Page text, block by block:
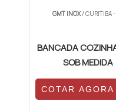
GMT INOX/ CURITIBA -
BANCADA
SOB MEDIDA
COTAR AGORA